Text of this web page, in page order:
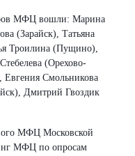
МФЦ вошли: Марина
(Зарайск), Татьяна
Троилина (Пущино),
(Орехово-
Смольникова
Дмитрий Гвоздик
МФЦ Московской
МФЦ по опросам